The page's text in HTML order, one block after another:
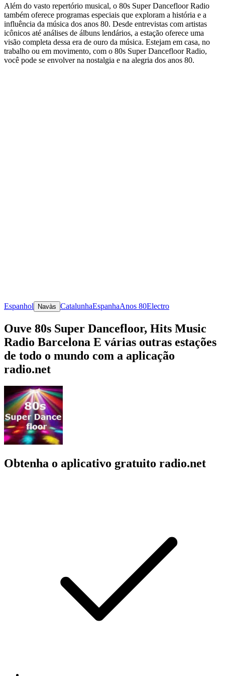
Além do vasto repertório musical, o 80s Super Dancefloor Radio
também oferece programas especiais que exploram a história e a
influência da música dos anos 80. Desde entrevistas com artistas
icônicos até análises de álbuns lendários, a estação oferece uma
visão completa dessa era de ouro da música. Estejam em casa, no
trabalho ou em movimento, com o 80s Super Dancefloor Radio,
você pode se envolver na nostalgia e na alegria dos anos 80.
Espanhol Navàs CatalunhaEspanhaAnos 80Electro
Ouve 80s Super Dancefloor, Hits Music
Radio Barcelona E várias outras estações
de todo o mundo com a aplicação
radio.net
Obtenha o aplicativo gratuito radio.net